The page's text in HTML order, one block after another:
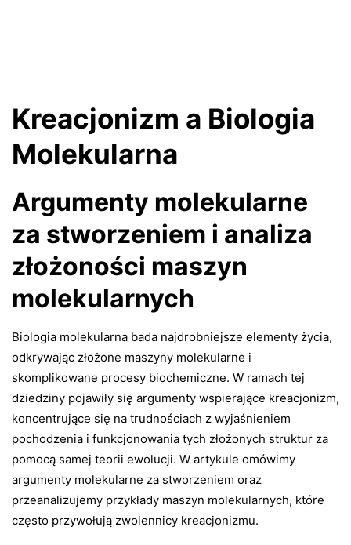
Kreacjonizm a Biologia
Molekularna
Argumenty molekularne
za stworzeniem i analiza
złożoności maszyn
molekularnych
Biologia molekularna bada najdrobniejsze elementy życia,
odkrywając złożone maszyny molekularne i
skomplikowane procesy biochemiczne. W ramach tej
dziedziny pojawiły się argumenty wspierające kreacjonizm,
koncentrujące się na trudnościach z wyjaśnieniem
pochodzenia i funkcjonowania tych złożonych struktur za
pomocą samej teorii ewolucji. W artykule omówimy
argumenty molekularne za stworzeniem oraz
przeanalizujemy przykłady maszyn molekularnych, które
często przywołują zwolennicy kreacjonizmu.